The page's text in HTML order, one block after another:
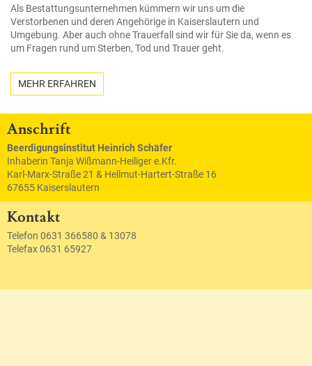
Als Bestattungsunternehmen kümmern wir uns um die
Verstorbenen und deren Angehörige in Kaiserslautern und
Umgebung. Aber auch ohne Trauerfall sind wir für Sie da, wenn es
um Fragen rund um Sterben, Tod und Trauer geht.
MEHR ERFAHREN
Anschrift
Beerdigungsinstitut Heinrich Schäfer
Inhaberin Tanja Wißmann-Heiliger e.Kfr.
Karl-Marx-Straße 21 & Hellmut-Hartert-Straße 16
67655 Kaiserslautern
Kontakt
Telefon 0631 366580 & 13078
Telefax 0631 65927